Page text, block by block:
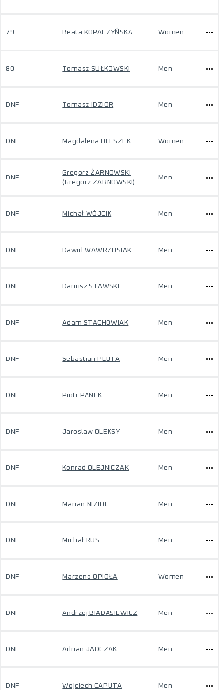
79 Beata KOPACZYŃSKA Women
80 Tomasz SUŁKOWSKI Men
DNF Tomasz IDZIOR Men
DNF Magdalena OLESZEK Women
DNF
Gregorz ŻARNOWSKI
(Gregorz ZARNOWSKI)
Men
DNF Michał WÓJCIK Men
DNF Dawid WAWRZUSIAK Men
DNF Dariusz STAWSKI Men
DNF Adam STACHOWIAK Men
DNF Sebastian PLUTA Men
DNF Piotr PANEK Men
DNF Jaroslaw OLEKSY Men
DNF Konrad OLEJNICZAK Men
DNF Marian NIZIOL Men
DNF Michał RUS Men
DNF Marzena OPIOŁA Women
DNF Andrzej BIADASIEWICZ Men
DNF Adrian JADCZAK Men
DNF Wojciech CAPUTA Men